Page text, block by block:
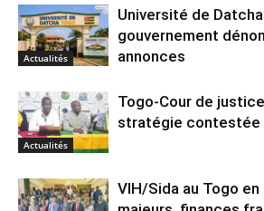
Actualités
Université de
gouvernement
annonces
Actualités
Togo-Cour de justice
stratégie contestée
VIH/Sida au Togo